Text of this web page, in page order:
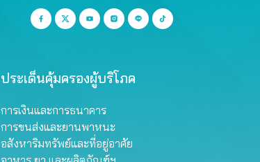
ประเด็นคุ้มครองผู้บริโภค
การเงินและการธนาคาร
การขนส่งและยานพาหนะ
อสังหาริมทรัพย์และที่อยู่อาศัย